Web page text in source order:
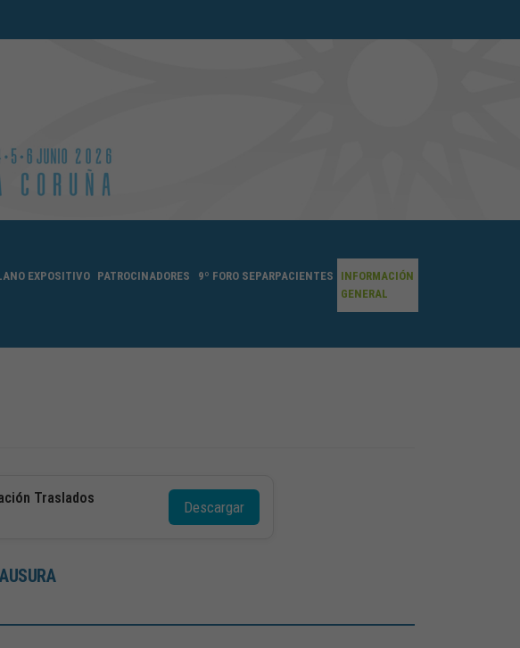
EXPOSITIVO PATROCINADORES 9º FORO SEPARPACIENTES
INFORMACIÓN
GENERAL
Traslados
Descargar